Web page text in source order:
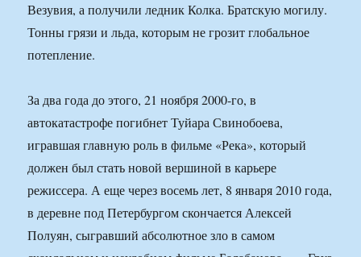
Везувия, а получили ледник Колка. Братскую могилу.
Тонны грязи и льда, которым не грозит глобальное
потепление.
За два года до этого, 21 ноября 2000-го, в
автокатастрофе погибнет Туйара Свинобоева,
игравшая главную роль в фильме «Река», который
должен был стать новой вершиной в карьере
режиссера. А еще через восемь лет, 8 января 2010 года,
в деревне под Петербургом скончается Алексей
Полуян, сыгравший абсолютное зло в самом